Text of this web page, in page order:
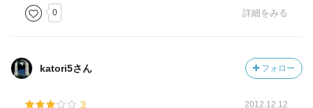
0 詳細をみる
katori5さん フォロー
3 2012.12.12